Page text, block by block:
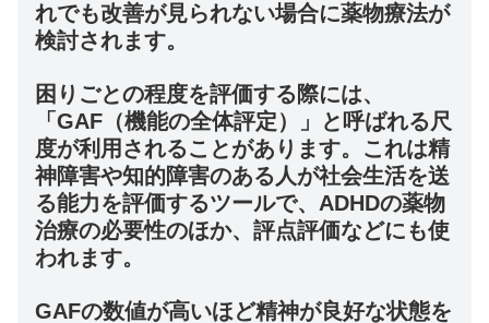
れでも改善が見られない場合に薬物療法が
検討されます。
困りごとの程度を評価する際には、
「GAF（機能の全体評定）」と呼ばれる尺
度が利用されることがあります。これは精
神障害や知的障害のある人が社会生活を送
る能力を評価するツールで、ADHDの薬物
治療の必要性のほか、評点評価などにも使
われます。
GAFの数値が高いほど精神が良好な状態を